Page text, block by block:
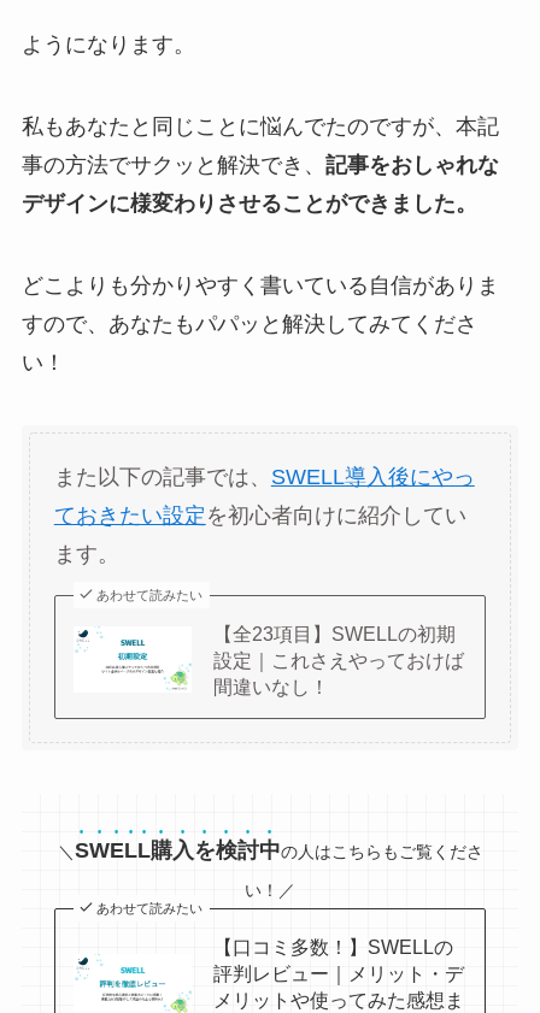
ようになります。
私もあなたと同じことに悩んでたのですが、本記
事の方法でサクッと解決でき、 記事をおしゃれな
デザインに様変わりさせることができました。
どこよりも分かりやすく書いている自信がありま
すので、あなたもパパッと解決してみてくださ
い！
また以下の記事では、 SWELL導入後にやっ
ておきたい設定 を初心者向けに紹介してい
ます。
あわせて読みたい
【全23項目】SWELLの初期
設定｜これさえやっておけば
間違いなし！
＼ SWELL購入を検討中の人はこちらもご覧くださ
い！／
あわせて読みたい
【口コミ多数！】SWELLの
評判レビュー｜メリット・デ
メリットや使ってみた感想ま